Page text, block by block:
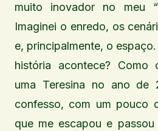
muito inovador no meu
Imaginei o enredo, os
e, principalmente, o
história acontece? Como
uma Teresina no ano de
confesso, com um pouco
que me escapou e